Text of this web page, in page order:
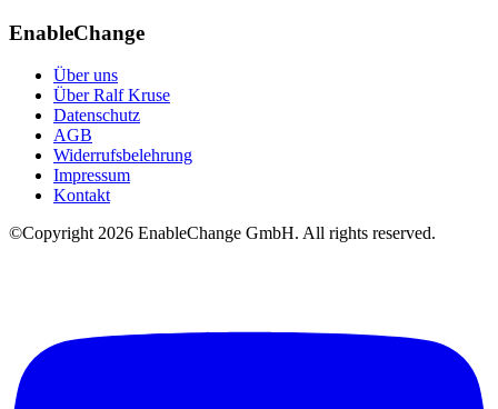
EnableChange
Über uns
Über Ralf Kruse
Datenschutz
AGB
Widerrufsbelehrung
Impressum
Kontakt
©Copyright 2026 EnableChange GmbH. All rights reserved.